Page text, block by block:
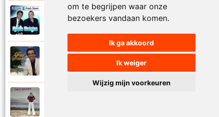
om te begrijpen waar onze
bezoekers vandaan komen.
Ik ga akkoord
Ik weiger
Wijzig mijn voorkeuren
Dennie Damaro en Paul Severs
Paul Severs